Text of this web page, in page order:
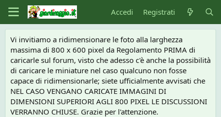
Accedi Registrati
Vi invitiamo a ridimensionare le foto alla larghezza
massima di 800 x 600 pixel da Regolamento PRIMA di
caricarle sul forum, visto che adesso c'è anche la possibilità
di caricare le miniature nel caso qualcuno non fosse
capace di ridimensionarle; siete ufficialmente avvisati che
NEL CASO VENGANO CARICATE IMMAGINI DI
DIMENSIONI SUPERIORI AGLI 800 PIXEL LE DISCUSSIONI
VERRANNO CHIUSE. Grazie per l'attenzione.